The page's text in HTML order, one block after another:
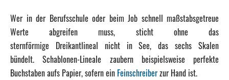
Wer in der Berufsschule oder beim Job schnell maßstabsgetreue
Werte abgreifen muss, sticht ohne das
sternförmige Dreikantlineal nicht in See, das sechs Skalen
bündelt. Schablonen-Lineale zaubern beispielsweise perfekte
Buchstaben aufs Papier, sofern ein Feinschreiberzur Hand ist.